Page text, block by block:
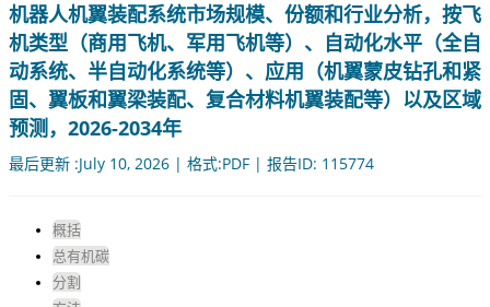
机器人机翼装配系统市场规模、份额和行业分析，按飞
机类型（商用飞机、军用飞机等）、自动化水平（全自
动系统、半自动化系统等）、应用（机翼蒙皮钻孔和紧
固、翼板和翼梁装配、复合材料机翼装配等）以及区域
预测，2026-2034年
最后更新 :July 10, 2026 | 格式:PDF | 报告ID: 115774
概括
总有机碳
分割